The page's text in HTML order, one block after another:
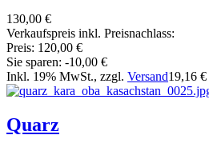
130,00 €
Verkaufspreis inkl. Preisnachlass:
Preis: 120,00 €
Sie sparen: -10,00 €
Inkl. 19% MwSt., zzgl. Versand19,16 €
Quarz